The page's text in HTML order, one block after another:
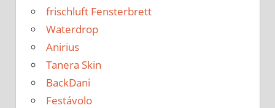
frischluft Fensterbrett
Waterdrop
Anirius
Tanera Skin
BackDani
Festávolo